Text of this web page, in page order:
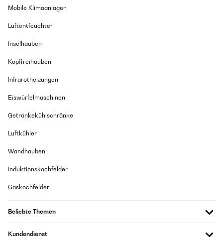
Mobile Klimaanlagen
Luftentfeuchter
Inselhauben
Kopffreihauben
Infrarotheizungen
Eiswürfelmaschinen
Getränkekühlschränke
Luftkühler
Wandhauben
Induktionskochfelder
Gaskochfelder
Beliebte Themen
Kundendienst